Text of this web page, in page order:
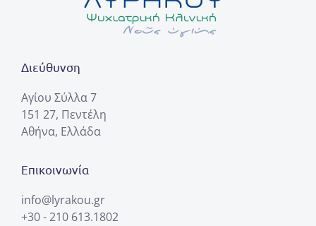
Διεύθυνση
Αγίου Σύλλα 7
151 27, Πεντέλη
Αθήνα, Ελλάδα
Επικοινωνία
info@lyrakou.gr
+30 - 210 613.1802